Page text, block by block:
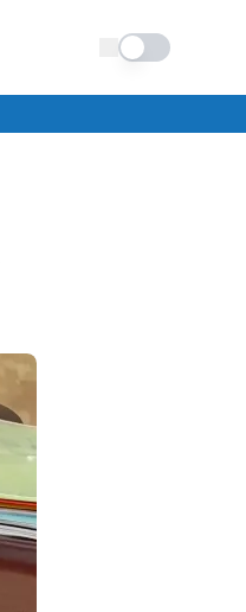
Schimba tema